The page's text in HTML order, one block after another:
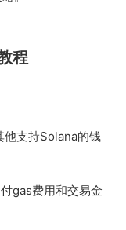
程
他支持Solana的钱
gas费用和交易金